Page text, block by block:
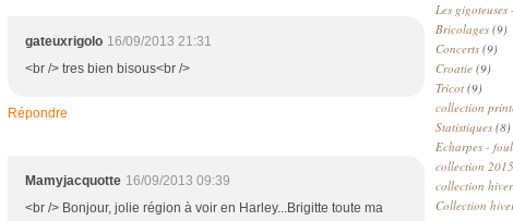
gateuxrigolo 16/09/2013 21:31
<br /> tres bien bisous<br />
Répondre
Mamyjacquotte 16/09/2013 09:39
<br /> Bonjour, jolie région à voir en Harley...Brigitte toute ma
Les
Bricolages (9)
Concerts (9)
Croatie (9)
Tricot (9)
collection
Statistiques (8)
Echarpes -
collection
collection
Collection